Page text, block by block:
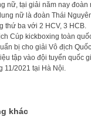
nữ, tại giải năm nay
nữ là đoàn Thái
thứ ba với 2 HCV, 3 HCB.
Cúp kickboxing toàn
bị cho giải Vô địch
tập vào đội tuyển quốc
11/2021 tại Hà Nội.
khác